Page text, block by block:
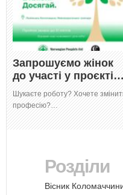
Запрошуємо жінок
до участі у
Шукаєте роботу? Хочете
професію?…
Розділи
Вісник